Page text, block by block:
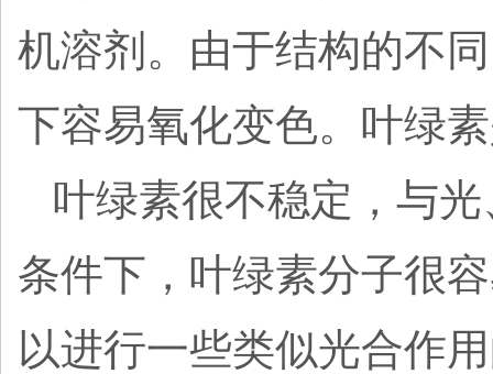
机溶剂。由于结构的不
下容易氧化变色。叶绿
叶绿素很不稳定，与
条件下，叶绿素分子很
以进行一些类似光合作